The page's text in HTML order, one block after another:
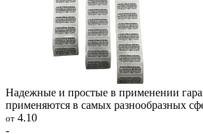
Надежные и простые в применении
применяются в самых разнообразных
от 4.10
-